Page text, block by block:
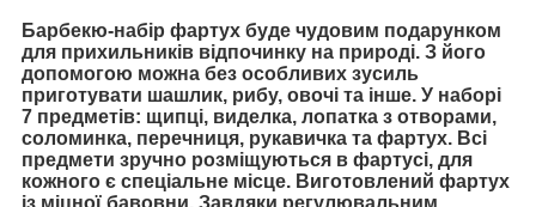
Барбекю-набір фартух буде чудовим подарунком
для прихильників відпочинку на природі. З його
допомогою можна без особливих зусиль
приготувати шашлик, рибу, овочі та інше. У наборі
7 предметів: щипці, виделка, лопатка з отворами,
соломинка, перечниця, рукавичка та фартух. Всі
предмети зручно розміщуються в фартусі, для
кожного є спеціальне місце. Виготовлений фартух